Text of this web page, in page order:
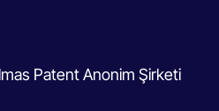
Patent Anonim Şirketi